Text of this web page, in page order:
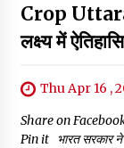
Crop
लक्ष्य में
Thu Apr 16 ,
Share on
Pin it भारत सरकार ने